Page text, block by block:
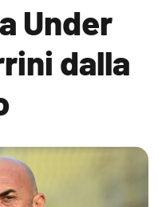
Under
dalla